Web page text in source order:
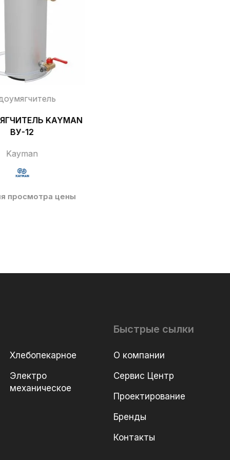
KAYMAN
ВУ-12
Kayman
просмотра цены
Хлебопекарное
Электро
механическое
Быстрые сылки
О компании
Сервис Центр
Проектирование
Бренды
Контакты